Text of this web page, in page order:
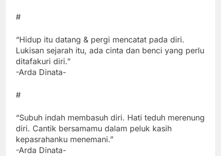
#
“Hidup itu datang & pergi mencatat pada diri.
Lukisan sejarah itu, ada cinta dan benci yang perlu
ditafakuri diri.”
-Arda Dinata-
#
“Subuh indah membasuh diri. Hati teduh merenung
diri. Cantik bersamamu dalam peluk kasih
kepasrahanku menemani.”
-Arda Dinata-